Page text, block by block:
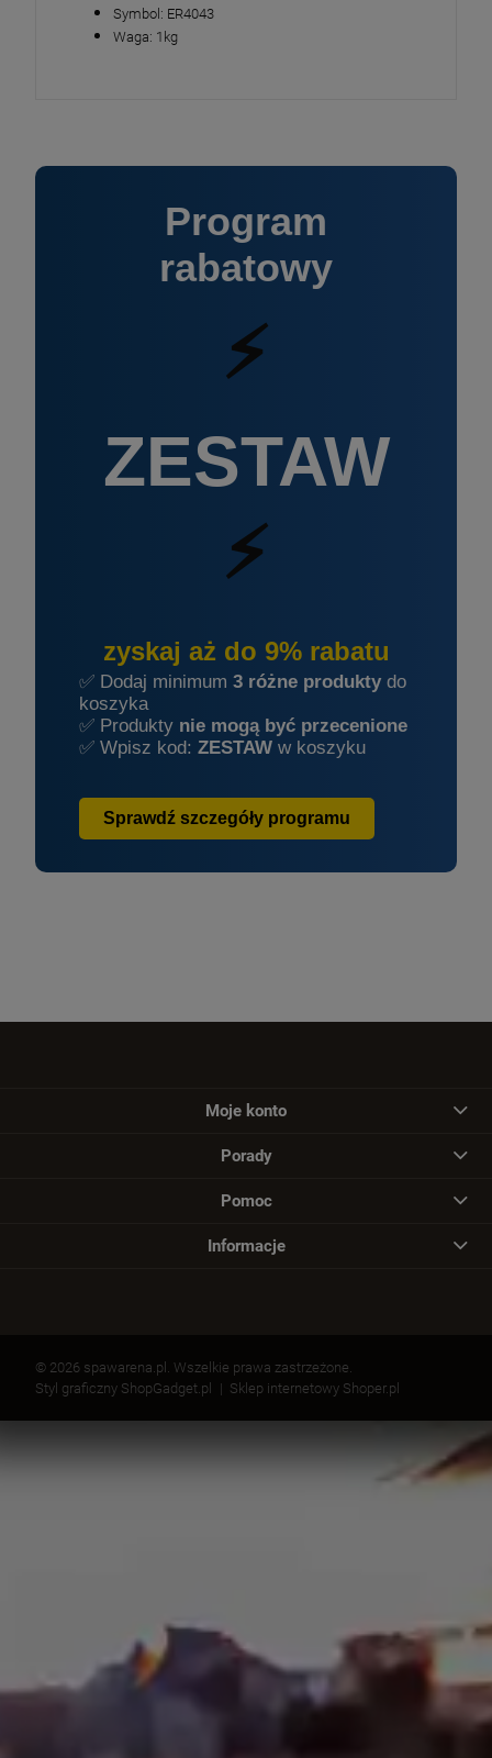
Symbol: ER4043
Waga: 1kg
Program
rabatowy
⚡
ZESTAW
⚡
zyskaj aż do 9% rabatu
✅ Dodaj minimum 3 różne produkty do
koszyka
✅ Produkty nie mogą być przecenione
✅ Wpisz kod: ZESTAW w koszyku
Sprawdź szczegóły programu
Moje konto
Porady
Pomoc
Informacje
© 2026 spawarena.pl. Wszelkie prawa zastrzeżone.
Styl graficzny ShopGadget.pl
Sklep internetowy Shoper.pl